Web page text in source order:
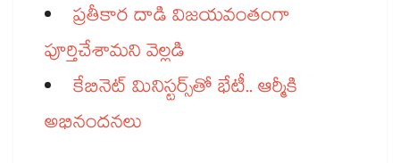
ప్రతీకార దాడి విజయవంతంగా
పూర్తిచేశామని వెల్లడి
కేబినెట్ ​మినిస్టర్స్​తో భేటీ.. ఆర్మీకి
అభినందనలు